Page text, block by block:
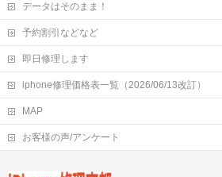
データはそのまま！
予約割引などなど
即日修理します
iphone修理価格表一覧（2026/06/13改訂）
MAP
お客様の声/アンケート